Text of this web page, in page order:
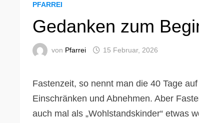
PFARREI
Gedanken zum
von Pfarrei 15 Februar, 2026
Fastenzeit, so nennt man die 40 Tage
Einschränken und Abnehmen. Aber
auch mal als „Wohlstandskinder“ etwas